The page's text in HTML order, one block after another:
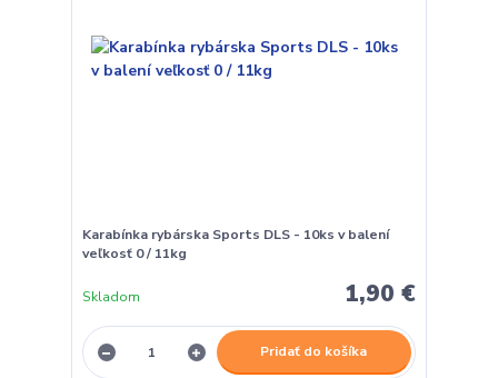
Karabínka rybárska Sports DLS - 10ks v balení
veľkosť 0 / 11kg
1,90 €
Skladom
Pridať do košíka